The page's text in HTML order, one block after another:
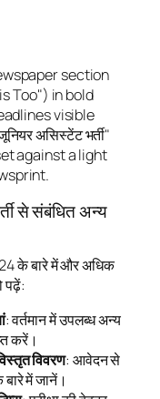
से संबंधित अन्य
के बारे में और अधिक
पढ़ें:
: वर्तमान में उपलब्ध अन्य
करें।
विवरण: आवेदन से
में जानें।